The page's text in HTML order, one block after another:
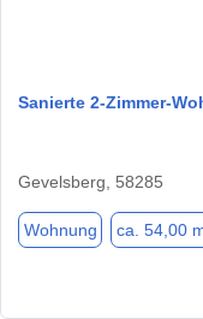
Sanierte 2-Zimmer-
Gevelsberg, 58285
Wohnung ca. 54,00